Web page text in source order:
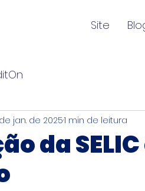
Site
da
jan. de 20251 min de leitura